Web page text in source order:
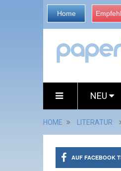
Home
NEU
HOME LITERATUR
AUF FACEBOOK